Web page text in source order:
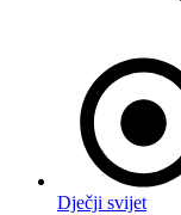
Dječji svijet